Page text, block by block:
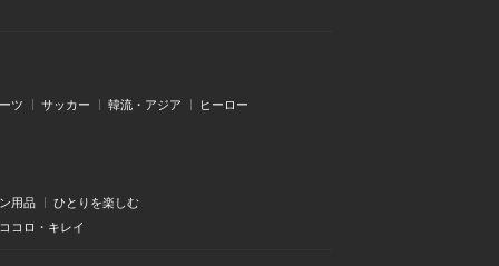
ツ サッカー 韓流・アジア ヒーロー
用品
ひとりを楽しむ
コロ・キレイ